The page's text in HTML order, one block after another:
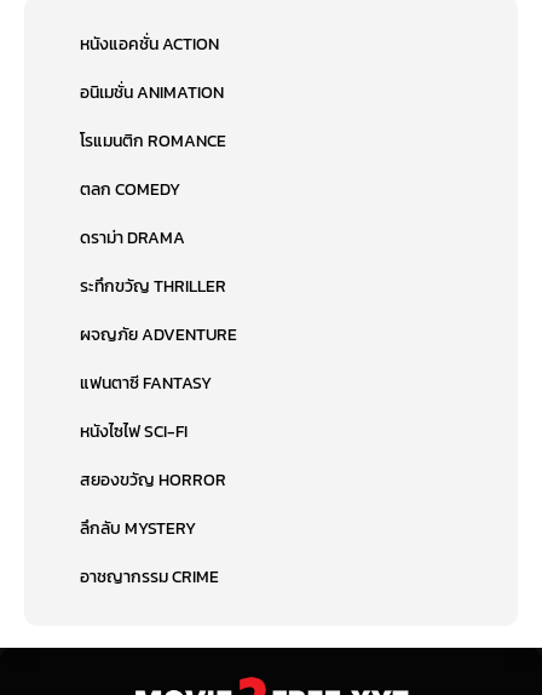
หนังแอคชั่น ACTION
อนิเมชั่น ANIMATION
โรแมนติก ROMANCE
ตลก COMEDY
ดราม่า DRAMA
ระทึกขวัญ THRILLER
ผจญภัย ADVENTURE
แฟนตาซี FANTASY
หนังไซไฟ SCI-FI
สยองขวัญ HORROR
ลึกลับ MYSTERY
อาชญากรรม CRIME